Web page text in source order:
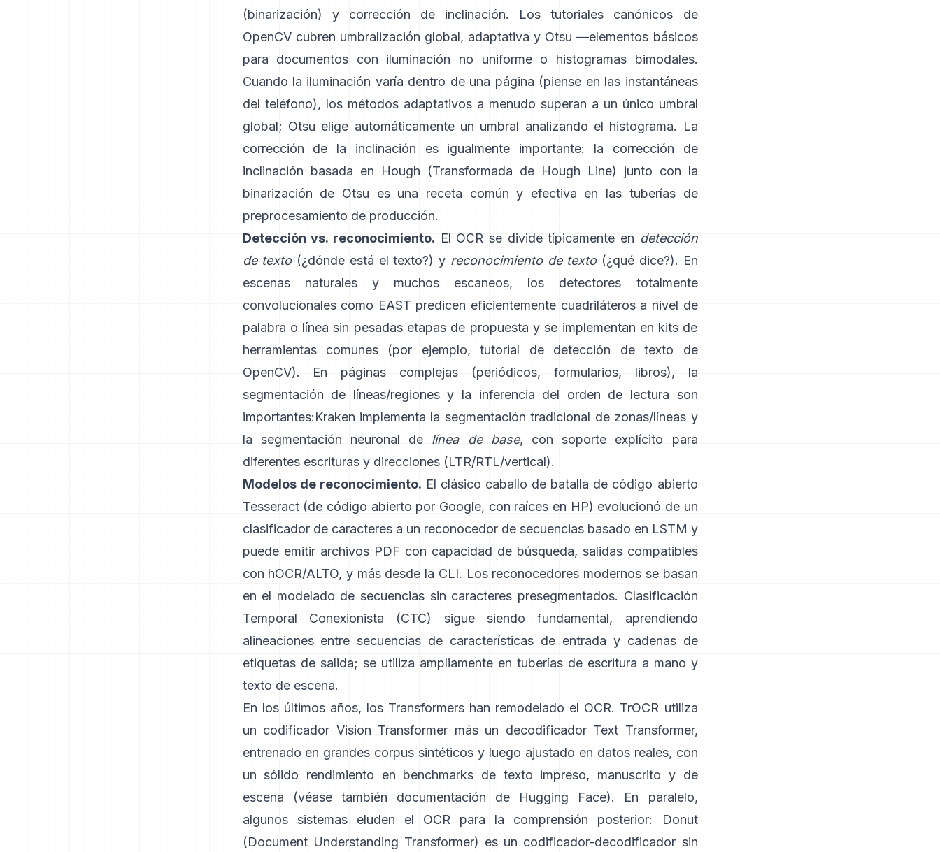
(binarización) y corrección de inclinación. Los tutoriales canónicos de
OpenCV cubren umbralización global, adaptativa y Otsu —elementos básicos
para documentos con iluminación no uniforme o histogramas bimodales.
Cuando la iluminación varía dentro de una página (piense en las instantáneas
del teléfono), los métodos adaptativos a menudo superan a un único umbral
global; Otsu elige automáticamente un umbral analizando el histograma. La
corrección de la inclinación es igualmente importante: la corrección de
inclinación basada en Hough (Transformada de Hough Line) junto con la
binarización de Otsu es una receta común y efectiva en las tuberías de
preprocesamiento de producción.
Detección vs. reconocimiento. El OCR se divide típicamente en detección
de texto(¿dónde está el texto?) y reconocimiento de texto(¿qué dice?). En
escenas naturales y muchos escaneos, los detectores totalmente
convolucionales como EAST predicen eficientemente cuadriláteros a nivel de
palabra o línea sin pesadas etapas de propuesta y se implementan en kits de
herramientas comunes (por ejemplo,
tutorial de detección de texto de
OpenCV). En páginas complejas (periódicos, formularios, libros), la
segmentación de líneas/regiones y la inferencia del orden de lectura son
importantes:Kraken implementa la segmentación tradicional de zonas/líneas y
la segmentación neuronal de línea de base, con soporte explícito para
diferentes escrituras y direcciones (LTR/RTL/vertical).
Modelos de reconocimiento. El clásico caballo de batalla de código abierto
Tesseract (de código abierto por Google, con raíces en HP) evolucionó de un
clasificador de caracteres a un reconocedor de secuencias basado en LSTM y
puede emitir archivos PDF con capacidad de búsqueda, salidas compatibles
con hOCR/ALTO, y más desde la CLI. Los reconocedores modernos se basan
en el modelado de secuencias sin caracteres presegmentados. Clasificación
Temporal Conexionista (CTC)
sigue siendo fundamental, aprendiendo
alineaciones entre secuencias de características de entrada y cadenas de
etiquetas de salida; se utiliza ampliamente en tuberías de escritura a mano y
texto de escena.
En los últimos años, los Transformers han remodelado el OCR. TrOCR utiliza
un codificador Vision Transformer más un decodificador Text Transformer,
entrenado en grandes corpus sintéticos y luego ajustado en datos reales, con
un sólido rendimiento en benchmarks de texto impreso, manuscrito y de
escena (véase también
documentación de Hugging Face). En paralelo,
algunos sistemas eluden el OCR para la comprensión posterior:
Donut
(Document Understanding Transformer) es un codificador-decodificador sin